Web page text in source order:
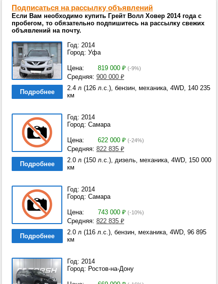
Подписаться на рассылку объявлений
Если Вам необходимо купить Грейт Волл Ховер 2014 года с
пробегом, то обязательно подпишитесь на рассылку свежих
объявлений на почту.
Год: 2014
Город: Уфа
Цена: 819 000 ₽ (-9%)
Средняя: 900 000 ₽
Подробнее
2.4 л (126 л.с.), бензин, механика, 4WD, 140 235
км
Год: 2014
Город: Самара
Цена: 622 000 ₽ (-24%)
Средняя: 822 835 ₽
Подробнее
2.0 л (150 л.с.), дизель, механика, 4WD, 150 000
км
Год: 2014
Город: Самара
Цена: 743 000 ₽ (-10%)
Средняя: 822 835 ₽
Подробнее
2.0 л (116 л.с.), бензин, механика, 4WD, 96 895
км
Год: 2014
Город: Ростов-на-Дону